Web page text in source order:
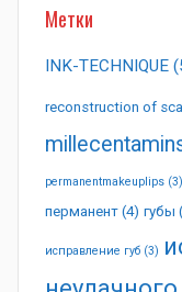
Метки
INK-TECHNIQUE
reconstruction of
permanentmakeuplips (3)
перманент (4) губы
исправление губ (3)